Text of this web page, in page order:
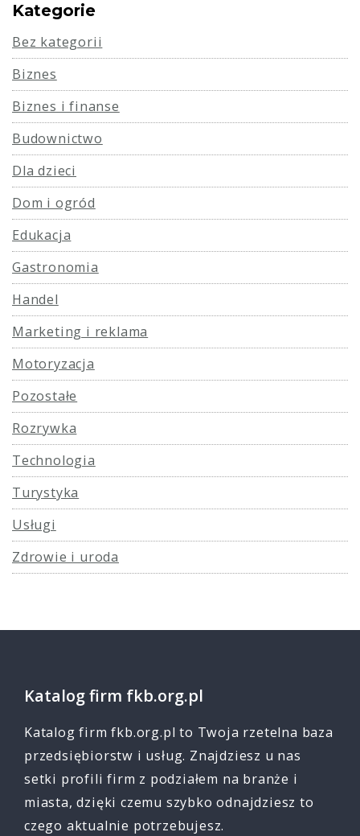
Kategorie
Bez kategorii
Biznes
Biznes i finanse
Budownictwo
Dla dzieci
Dom i ogród
Edukacja
Gastronomia
Handel
Marketing i reklama
Motoryzacja
Pozostałe
Rozrywka
Technologia
Turystyka
Usługi
Zdrowie i uroda
Katalog firm fkb.org.pl
Katalog firm fkb.org.pl to Twoja rzetelna baza
przedsiębiorstw i usług. Znajdziesz u nas
setki profili firm z podziałem na branże i
miasta, dzięki czemu szybko odnajdziesz to
czego aktualnie potrzebujesz.